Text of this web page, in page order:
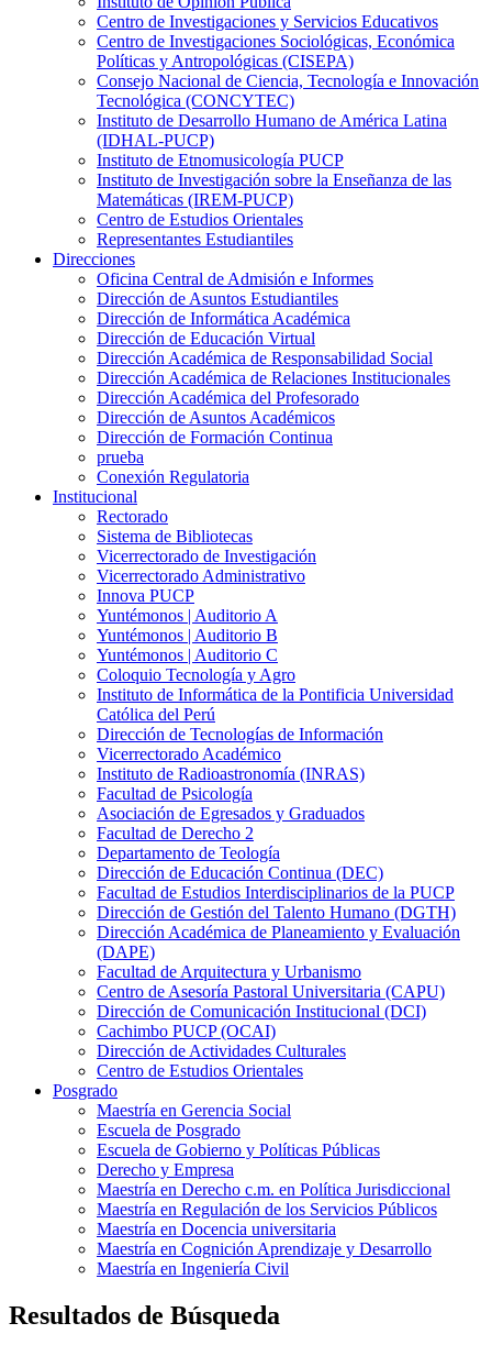
Centro de Investigaciones y Servicios Educativos
Centro de Investigaciones Sociológicas, Económica
Políticas y Antropológicas (CISEPA)
Consejo Nacional de Ciencia, Tecnología e Innovación
Tecnológica (CONCYTEC)
Instituto de Desarrollo Humano de América Latina
(IDHAL-PUCP)
Instituto de Etnomusicología PUCP
Instituto de Investigación sobre la Enseñanza de las
Matemáticas (IREM-PUCP)
Centro de Estudios Orientales
Representantes Estudiantiles
Direcciones
Oficina Central de Admisión e Informes
Dirección de Asuntos Estudiantiles
Dirección de Informática Académica
Dirección de Educación Virtual
Dirección Académica de Responsabilidad Social
Dirección Académica de Relaciones Institucionales
Dirección Académica del Profesorado
Dirección de Asuntos Académicos
Dirección de Formación Continua
prueba
Conexión Regulatoria
Institucional
Rectorado
Sistema de Bibliotecas
Vicerrectorado de Investigación
Vicerrectorado Administrativo
Innova PUCP
Yuntémonos | Auditorio A
Yuntémonos | Auditorio B
Yuntémonos | Auditorio C
Coloquio Tecnología y Agro
Instituto de Informática de la Pontificia Universidad
Católica del Perú
Dirección de Tecnologías de Información
Vicerrectorado Académico
Instituto de Radioastronomía (INRAS)
Facultad de Psicología
Asociación de Egresados y Graduados
Facultad de Derecho 2
Departamento de Teología
Dirección de Educación Continua (DEC)
Facultad de Estudios Interdisciplinarios de la PUCP
Dirección de Gestión del Talento Humano (DGTH)
Dirección Académica de Planeamiento y Evaluación
(DAPE)
Facultad de Arquitectura y Urbanismo
Centro de Asesoría Pastoral Universitaria (CAPU)
Dirección de Comunicación Institucional (DCI)
Cachimbo PUCP (OCAI)
Dirección de Actividades Culturales
Centro de Estudios Orientales
Posgrado
Maestría en Gerencia Social
Escuela de Posgrado
Escuela de Gobierno y Políticas Públicas
Derecho y Empresa
Maestría en Derecho c.m. en Política Jurisdiccional
Maestría en Regulación de los Servicios Públicos
Maestría en Docencia universitaria
Maestría en Cognición Aprendizaje y Desarrollo
Maestría en Ingeniería Civil
Resultados de Búsqueda